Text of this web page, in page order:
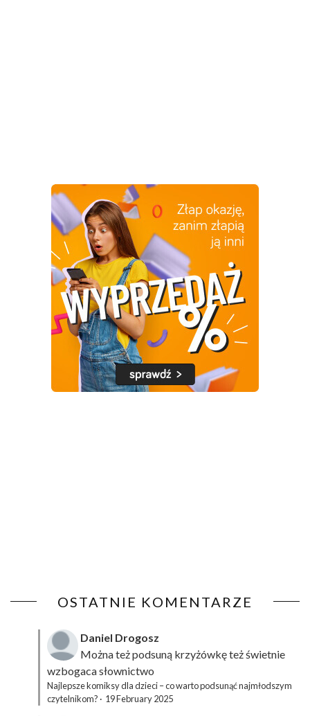
OSTATNIE KOMENTARZE
Daniel Drogosz
Można też podsuną krzyżówkęteż świetnie
wzbogaca słownictwo
Najlepsze komiksy dla dzieci – co warto podsunąć najmłodszym
czytelnikom? · 19 February 2025